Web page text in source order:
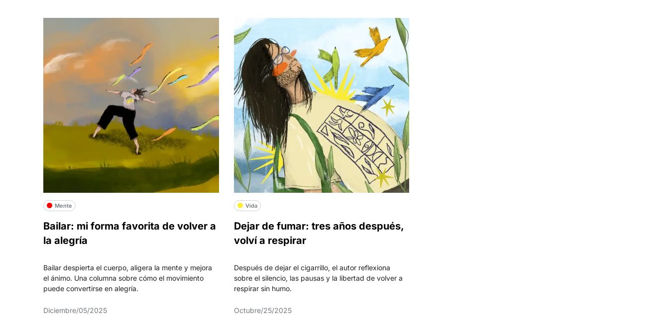
Mente
Bailar: mi forma favorita de volver a
la alegría
Bailar despierta el cuerpo, aligera la mente y mejora
el ánimo. Una columna sobre cómo el movimiento
puede convertirse en alegría.
Diciembre/05/2025
Vida
Dejar de fumar: tres años después,
volví a respirar
Después de dejar el cigarrillo, el autor reflexiona
sobre el silencio, las pausas y la libertad de volver a
respirar sin humo.
Octubre/25/2025